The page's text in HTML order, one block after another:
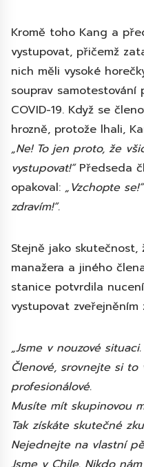
Kromě toho Kang a
vystupovat, přičemž
nich měli vysoké
souprav
COVID-19. Když se
hrozně, protože lhali,
„Ne! To jen proto, že
vystupovat!“ Předseda
opakoval: „Vzchopte se!“
zdravím!“.
Stejně jako skutečnost,
manažera a jiného
stanice potvrdila
vystupovat zveřejněním
„Jsme v nouzové
Členové, srovnejte si
profesionálové.
Musíte mít skupinovou
Tak získáte skutečné
Nejednejte na vlastní